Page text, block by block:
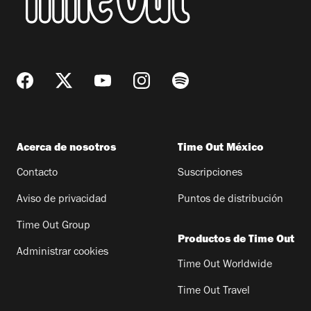
Acerca de nosotros
Contacto
Aviso de privacidad
Time Out Group
Administrar cookies
Time Out México
Suscripciones
Puntos de distribución
Productos de Time Out
Time Out Worldwide
Time Out Travel